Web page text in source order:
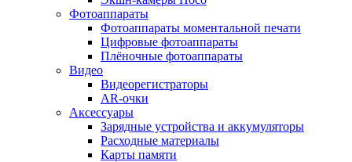
Фотоаппараты
Фотоаппараты моментальной печати
Цифровые фотоаппараты
Плёночные фотоаппараты
Видео
Видеорегистраторы
AR-очки
Аксессуары
Зарядные устройства и аккумуляторы
Расходные материалы
Карты памяти